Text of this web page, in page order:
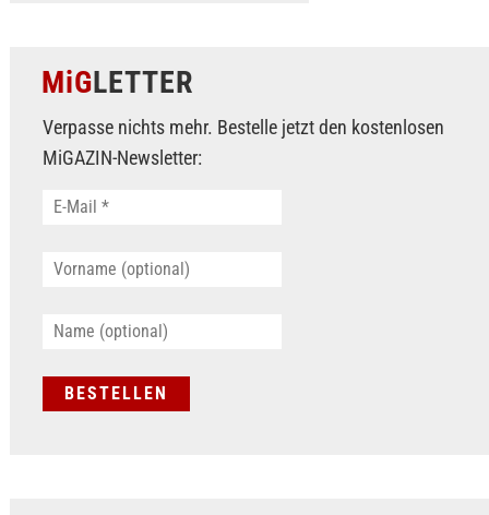
MiGLETTER
Verpasse nichts mehr. Bestelle jetzt den kostenlosen
MiGAZIN-Newsletter: